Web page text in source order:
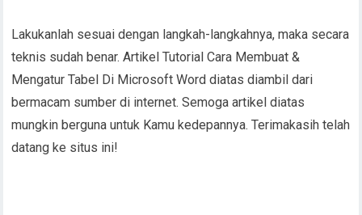
Lakukanlah sesuai dengan langkah-langkahnya, maka secara
teknis sudah benar. Artikel Tutorial Cara Membuat &
Mengatur Tabel Di Microsoft Word diatas diambil dari
bermacam sumber di internet. Semoga artikel diatas
mungkin berguna untuk Kamu kedepannya. Terimakasih telah
datang ke situs ini!